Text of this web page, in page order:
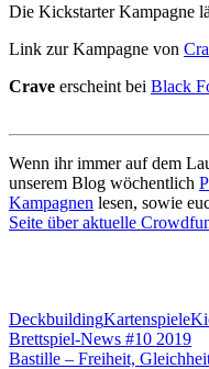
Die Kickstarter Kampagne
Link zur Kampagne von
Crave erscheint bei Black
Wenn ihr immer auf dem
unserem Blog wöchentlich
Kampagnen lesen, sowie
Seite über aktuelle
DeckbuildingKartenspiele
Beitragsnavigation
Vorheriger
Beitrag:
Brettspiel-News #10 2019
Nächster
Bastille – Freiheit,